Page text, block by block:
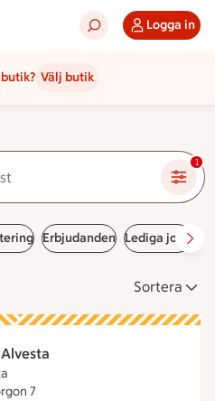
Logga in
Välj butik
1
Erbjudanden Lediga jobb
Sortera
har stängt idag, öppnar
7